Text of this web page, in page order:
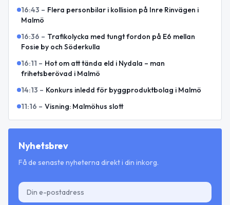
16:43 – Flera personbilar i kollision på Inre Rinvägen i
Malmö
16:36 – Trafikolycka med tungt fordon på E6 mellan
Fosie by och Söderkulla
16:11 – Hot om att tända eld i Nydala – man
frihetsberövad i Malmö
14:13 – Konkurs inledd för byggproduktbolag i Malmö
11:16 – Visning: Malmöhus slott
Nyhetsbrev
Få de senaste nyheterna direkt i din inkorg.